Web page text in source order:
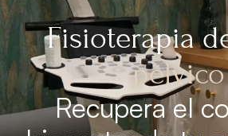
Fisioterapia
pélvico
Recupera el